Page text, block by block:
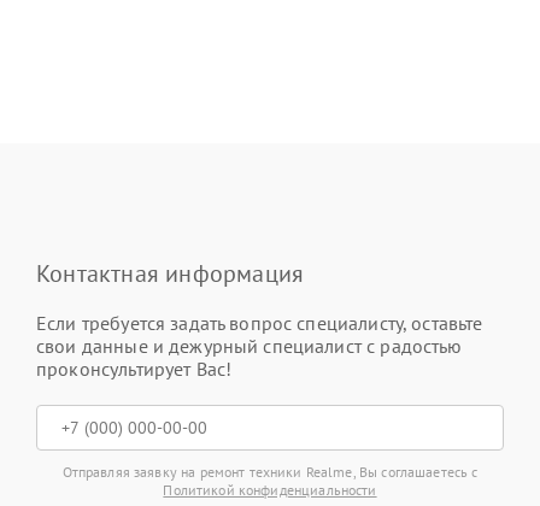
Контактная информация
Если требуется задать вопрос специалисту, оставьте
свои данные и дежурный специалист с радостью
проконсультирует Вас!
Отправляя заявку на ремонт техники Realme, Вы соглашаетесь с
Политикой конфиденциальности